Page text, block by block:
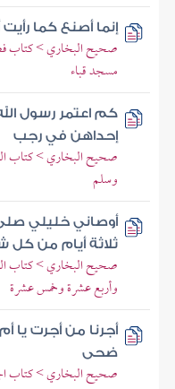
إنما أصنع كما
صحيح البخاري > كتاب
مسجد قباء
كم اعتمر رسول
إحداهن في رجب
صحيح البخاري > كتاب
وسلم
أوصاني خليلي
ثلاثة أيام من كل
صحيح البخاري > كتاب
وأربع عشرة وخمس عشرة
أجرنا من أجرت يا
ضحى
صحيح البخاري > كتاب